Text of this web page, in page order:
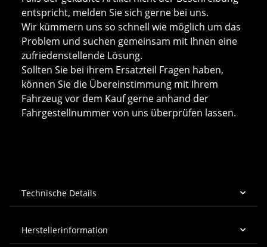
entspricht, melden Sie sich gerne bei uns.
Wir kümmern uns so schnell wie möglich um das
Problem und suchen gemeinsam mit Ihnen eine
zufriedenstellende Lösung.
Sollten Sie bei ihrem Ersatzteil Fragen haben,
können Sie die Übereinstimmung mit Ihrem
Fahrzeug vor dem Kauf gerne anhand der
Fahrgestellnummer von uns überprüfen lassen.
Technische Details
Herstellerinformation